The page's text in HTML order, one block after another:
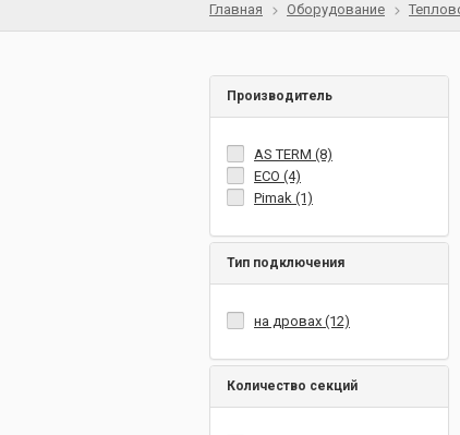
Главная Оборудование
Производитель
AS TERM (8)
ECO (4)
Pimak (1)
Тип подключения
на дровах (12)
Количество секций